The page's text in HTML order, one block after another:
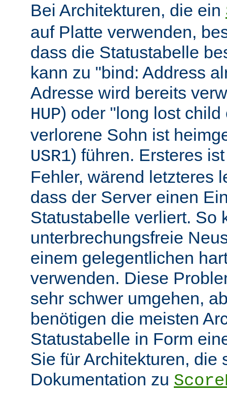
Bei Architekturen, die ein
auf Platte verwenden,
dass die Statustabelle
kann zu "bind: Address
Adresse wird bereits
HUP) oder "long lost
verlorene Sohn ist
USR1) führen. Ersteres
Fehler, wärend letzteres
dass der Server einen
Statustabelle verliert. So
unterbrechungsfreie
einem gelegentlichen
verwenden. Diese
sehr schwer umgehen,
benötigen die meisten
Statustabelle in Form
Sie für Architekturen, die
Dokumentation zu